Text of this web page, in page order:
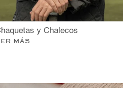
y Chalecos
MÁS